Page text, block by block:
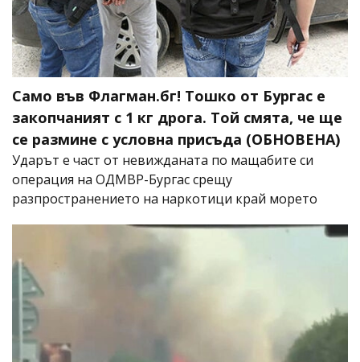
Само във Флагман.бг! Тошко от Бургас е
закопчаният с 1 кг дрога. Той смята, че ще
се размине с условна присъда (ОБНОВЕНА)
Ударът е част от невижданата по мащабите си
операция на ОДМВР-Бургас срещу
разпространението на наркотици край морето